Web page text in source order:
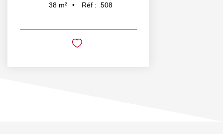
38 m² Réf : 508